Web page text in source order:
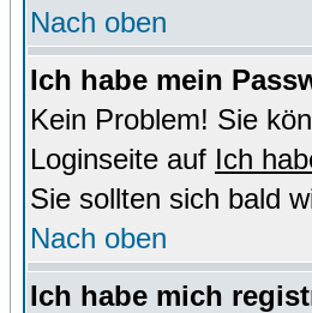
Nach oben
Ich habe mein
Kein Problem! Sie
Loginseite auf Ich
Sie sollten sich bald
Nach oben
Ich habe mich